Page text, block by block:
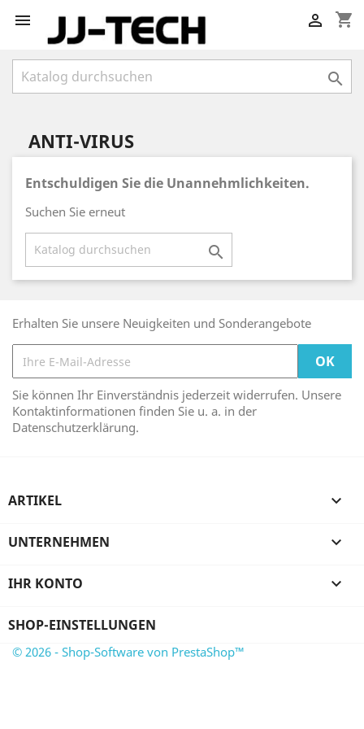
 shopping_cart


ANTI-VIRUS
Entschuldigen Sie die Unannehmlichkeiten.
Suchen Sie erneut

Erhalten Sie unsere Neuigkeiten und Sonderangebote
Sie können Ihr Einverständnis jederzeit widerrufen. Unsere
Kontaktinformationen finden Sie u. a. in der
Datenschutzerklärung.
ARTIKEL 
UNTERNEHMEN 
IHR KONTO 
SHOP-EINSTELLUNGEN
© 2026 - Shop-Software von PrestaShop™